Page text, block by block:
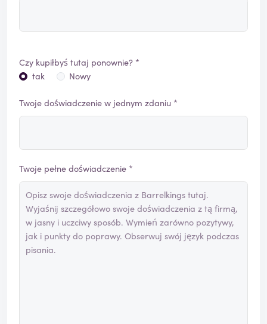
Czy kupiłbyś tutaj ponownie? *
tak
Nowy
Twoje doświadczenie w jednym zdaniu *
Twoje pełne doświadczenie *